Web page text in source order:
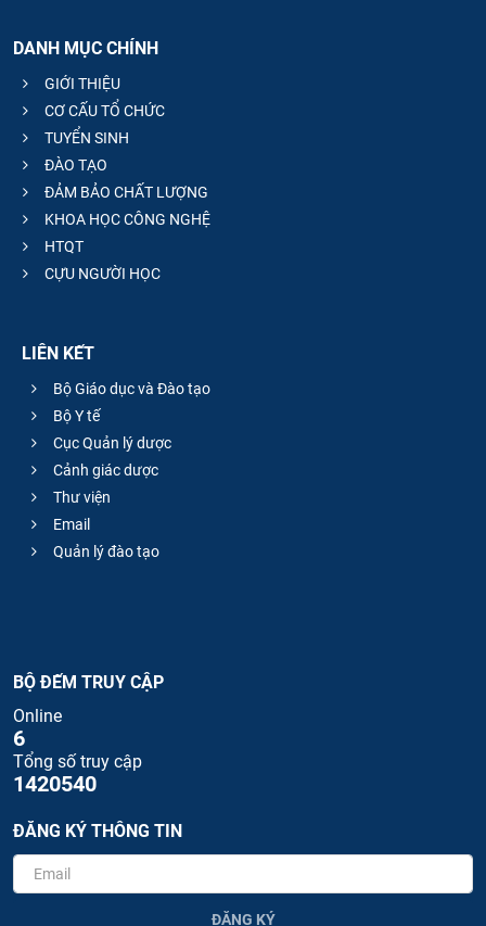
DANH MỤC CHÍNH
GIỚI THIỆU
CƠ CẤU TỔ CHỨC
TUYỂN SINH
ĐÀO TẠO
ĐẢM BẢO CHẤT LƯỢNG
KHOA HỌC CÔNG NGHỆ
HTQT
CỰU NGƯỜI HỌC
LIÊN KẾT
Bộ Giáo dục và Đào tạo
Bộ Y tế
Cục Quản lý dược
Cảnh giác dược
Thư viện
Email
Quản lý đào tạo
BỘ ĐẾM TRUY CẬP
Online
6
Tổng số truy cập
1420540
ĐĂNG KÝ THÔNG TIN
ĐĂNG KÝ